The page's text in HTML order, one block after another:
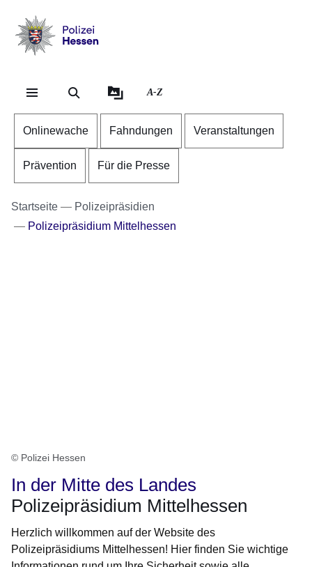
Hessen
A-Z
Onlinewache Fahndungen Veranstaltungen
Prävention Für die Presse
Startseite
Polizeipräsidien
Polizeipräsidium Mittelhessen
© Polizei Hessen
In der Mitte des Landes
Polizeipräsidium Mittelhessen
Herzlich willkommen auf der Website des
Polizeipräsidiums Mittelhessen! Hier finden Sie wichtige